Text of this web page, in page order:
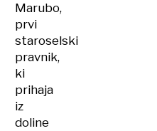
Marubo,
prvi
staroselski
pravnik,
ki
prihaja
iz
doline